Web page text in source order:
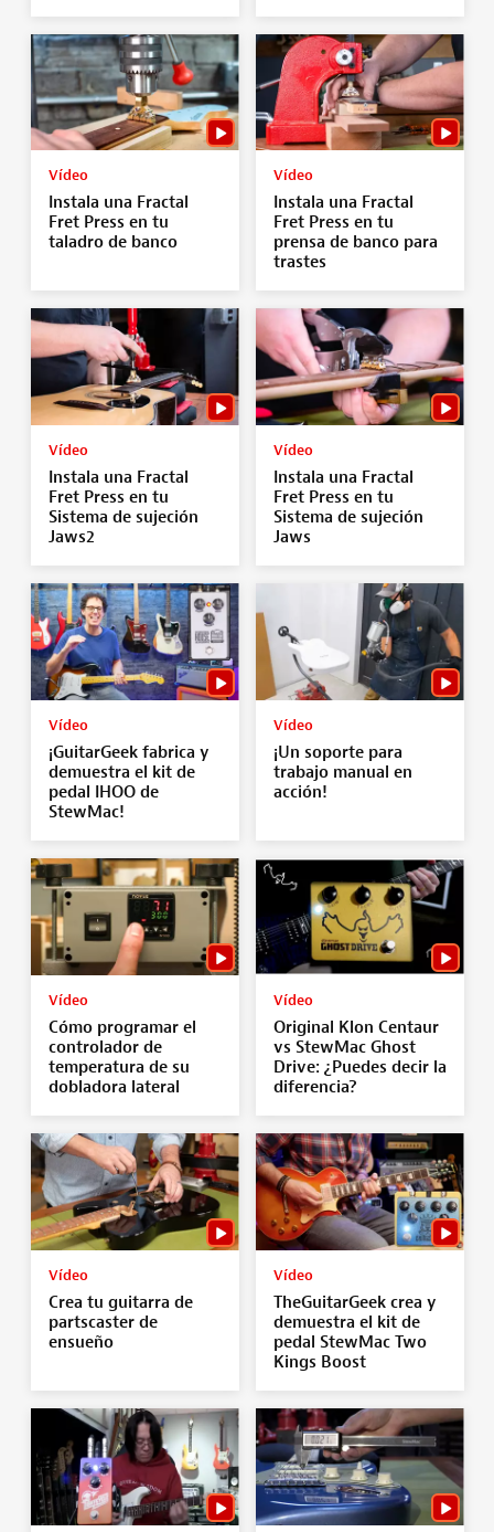
Vídeo
Instala una Fractal
Fret Press en tu
taladro de banco
Vídeo
Instala una Fractal
Fret Press en tu
prensa de banco para
trastes
Vídeo
Instala una Fractal
Fret Press en tu
Sistema de sujeción
Jaws2
Vídeo
Instala una Fractal
Fret Press en tu
Sistema de sujeción
Jaws
Vídeo
¡GuitarGeek fabrica y
demuestra el kit de
pedal IHOO de
StewMac!
Vídeo
¡Un soporte para
trabajo manual en
acción!
Vídeo
Cómo programar el
controlador de
temperatura de su
dobladora lateral
Vídeo
Original Klon Centaur
vs StewMac Ghost
Drive: ¿Puedes decir la
diferencia?
Vídeo
Crea tu guitarra de
partscaster de
ensueño
Vídeo
TheGuitarGeek crea y
demuestra el kit de
pedal StewMac Two
Kings Boost